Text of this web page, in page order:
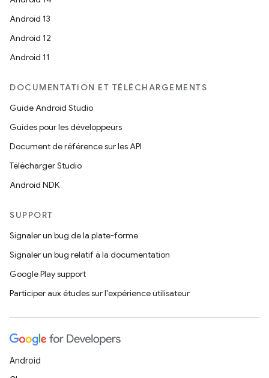
Android 13
Android 12
Android 11
DOCUMENTATION ET TÉLÉCHARGEMENTS
Guide Android Studio
Guides pour les développeurs
Document de référence sur les API
Télécharger Studio
Android NDK
SUPPORT
Signaler un bug de la plate-forme
Signaler un bug relatif à la documentation
Google Play support
Participer aux études sur l'expérience utilisateur
Android